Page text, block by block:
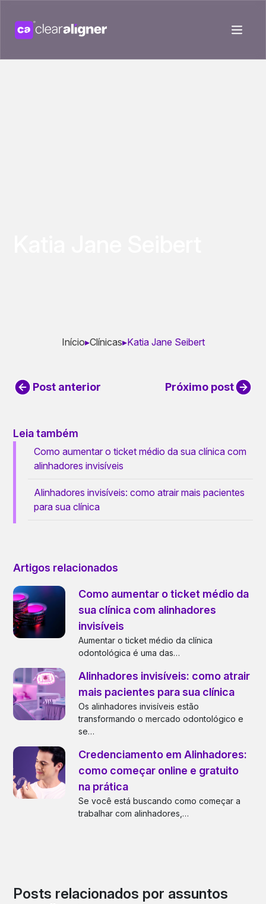
Início▸Clínicas▸Katia Jane Seibert
Post anterior Próximo post
Leia também
Como aumentar o ticket médio da sua clínica com
alinhadores invisíveis
Alinhadores invisíveis: como atrair mais pacientes
para sua clínica
Artigos relacionados
Como aumentar o ticket médio da
sua clínica com alinhadores
invisíveis
Aumentar o ticket médio da clínica
odontológica é uma das…
Alinhadores invisíveis: como atrair
mais pacientes para sua clínica
Os alinhadores invisíveis estão
transformando o mercado odontológico e
se…
Credenciamento em Alinhadores:
como começar online e gratuito
na prática
Se você está buscando como começar a
trabalhar com alinhadores,…
Posts relacionados por assuntos